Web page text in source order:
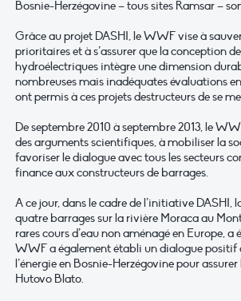
Bosnie-Herzégovine – tous sites Ramsar –
Grâce au projet DASHI, le WWF vise à
prioritaires et à s’assurer que la conception
hydroélectriques intègre une dimension
nombreuses mais inadéquates évaluations
ont permis à ces projets destructeurs de se
De septembre 2010 à septembre 2013, le
des arguments scientifiques, à mobiliser la
favoriser le dialogue avec tous les secteurs
finance aux constructeurs de barrages.
A ce jour, dans le cadre de l’initiative DASHI,
quatre barrages sur la rivière Moraca au
rares cours d’eau non aménagé en Europe, a
WWF a également établi un dialogue positif
l’énergie en Bosnie-Herzégovine pour
Hutovo Blato.